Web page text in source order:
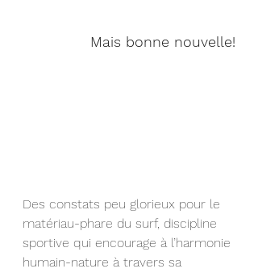
Mais bonne nouvelle!
Des constats peu glorieux pour le
matériau-phare du surf, discipline
sportive qui encourage à l’harmonie
humain-nature à travers sa